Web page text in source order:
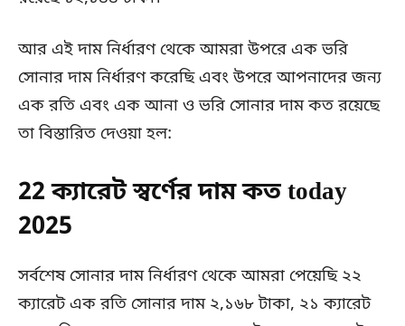
আর এই দাম নির্ধারণ থেকে আমরা উপরে এক ভরি
সোনার দাম নির্ধারণ করেছি এবং উপরে আপনাদের জন্য
এক রতি এবং এক আনা ও ভরি সোনার দাম কত রয়েছে
তা বিস্তারিত দেওয়া হল:
22 ক্যারেট স্বর্ণের দাম কত today
2025
সর্বশেষ সোনার দাম নির্ধারণ থেকে আমরা পেয়েছি ২২
ক্যারেট এক রতি সোনার দাম ২,১৬৮ টাকা, ২১ ক্যারেট